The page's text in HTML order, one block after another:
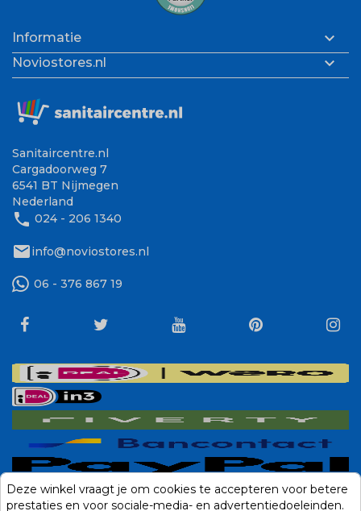
Informatie 
Noviostores.nl 
Sanitaircentre.nl
Cargadoorweg 7
6541 BT Nijmegen
Nederland
phone 024 - 206 1340
mailinfo@noviostores.nl
06 - 376 867 19
Deze winkel vraagt je om cookies te accepteren voor betere
prestaties en voor sociale-media- en advertentiedoeleinden.